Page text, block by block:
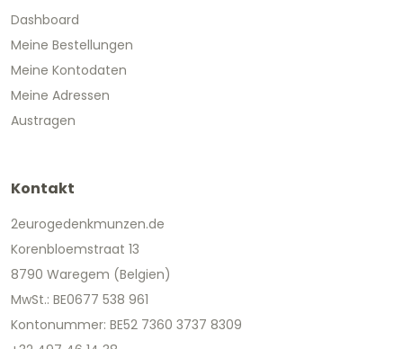
Dashboard
Meine Bestellungen
Meine Kontodaten
Meine Adressen
Austragen
Kontakt
2eurogedenkmunzen.de
Korenbloemstraat 13
8790 Waregem (Belgien)
MwSt.: BE0677 538 961
Kontonummer: BE52 7360 3737 8309